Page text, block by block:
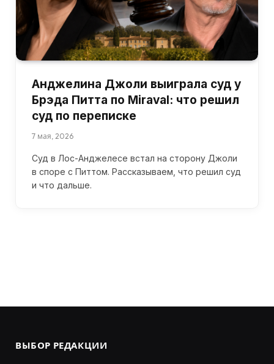
Анджелина Джоли выиграла суд у
Брэда Питта по Miraval: что решил
суд по переписке
7 мая, 2026
Суд в Лос-Анджелесе встал на сторону Джоли
в споре с Питтом. Рассказываем, что решил суд
и что дальше.
ВЫБОР РЕДАКЦИИ